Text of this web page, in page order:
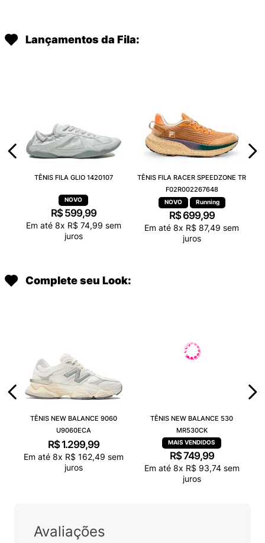
Lançamentos da Fila:
TÊNIS FILA GLIO 1420107
R$ 599,99
Em até 8x R$ 74,99 sem
juros
TÊNIS FILA RACER SPEEDZONE TR
F02R002267648
Running
R$ 699,99
Em até 8x R$ 87,49 sem
juros
Complete seu Look:
TÊNIS NEW BALANCE 9060
U9060ECA
R$ 1.299,99
Em até 8x R$ 162,49 sem
juros
TÊNIS NEW BALANCE 530
MR530CK
R$749,99
Em até 8x R$ 93,74sem
juros
Avaliações